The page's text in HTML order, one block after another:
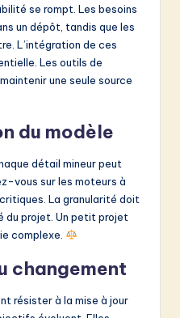
se rompt. Les besoins
un dépôt, tandis que les
L’intégration de ces
Les outils de
une seule source
du modèle
détail mineur peut
vous sur les moteurs à
La granularité doit
du projet. Un petit projet
complexe.
changement
résister à la mise à jour